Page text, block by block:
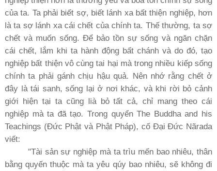
của ta. Ta phải biết sợ, biết lánh xa bất thiện nghiệp, hơn
là ta sợ lánh xa cái chết của chính ta. Thế thường, ta sợ
chết và muốn sống. Ðể bảo tồn sự sống và ngăn chặn
cái chết, lắm khi ta hành động bất chánh và do đó, tạo
nghiệp bất thiện vô cùng tai hại mà trong nhiều kiếp sống
chính ta phải gánh chịu hậu quả. Nên nhớ rằng chết ở
đây là tái sanh, sống lại ở nơi khác, và khi rời bỏ cảnh
giới hiện tại ta cũng lià bỏ tất cả, chỉ mang theo cái
nghiệp mà ta đã tạo. Trong quyển The Buddha and his
Teachings (Ðức Phật và Phật Pháp), cố Ðại Ðức Nãrada
viết:
"Tài sản sự nghiệp mà ta trìu mến bao nhiêu, thân
bằng quyến thuộc mà ta yêu qúy bao nhiêu, sẽ không đi